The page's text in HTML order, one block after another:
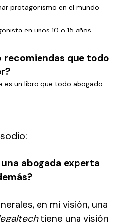
protagonismo en el mundo
en unos 10 o 15 años
recomiendas que todo
es un libro que todo abogado
abogada experta
en mi visión, una
tiene una visión